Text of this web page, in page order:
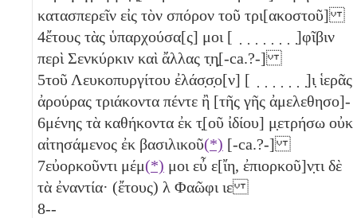
κατασπερεῖν εἰς τὸν σπόρον τοῦ τρι[ακοστοῦ]
4ἔτους τὰς ὑπαρχούσα[ς] μοι [ ̣ ̣ ̣ ̣ ̣ ̣ ̣ ̣]φῖβιν
περὶ Σενκύρκιν καὶ ἄλλας τ̣η̣[-ca.?-]
5τοῦ Λευκοπυργίτου ἐλάσ̣σ̣ο[ν] [ ̣ ̣ ̣ ̣ ̣ ̣ ̣]ι̣ ἱερᾶς
ἀρούρας τριάκοντα πέντε ἢ [τῆς γῆς ἀμελεθησο]-
6μένης τὰ καθήκοντα ἐκ τ̣[οῦ ἰδίου] μ̣ετρήσω οὐκ
αἰτησάμενος ἐκ βασιλικοῦ(*) [-ca.?-]
7εὐορκοῦντι μέμ(*) μοι εὖ ε[ἴη, ἐπιορκοῦ]ν̣τι δὲ
τὰ ἐναντία· (ἔτους) λ Φαῶφι ιε
8--